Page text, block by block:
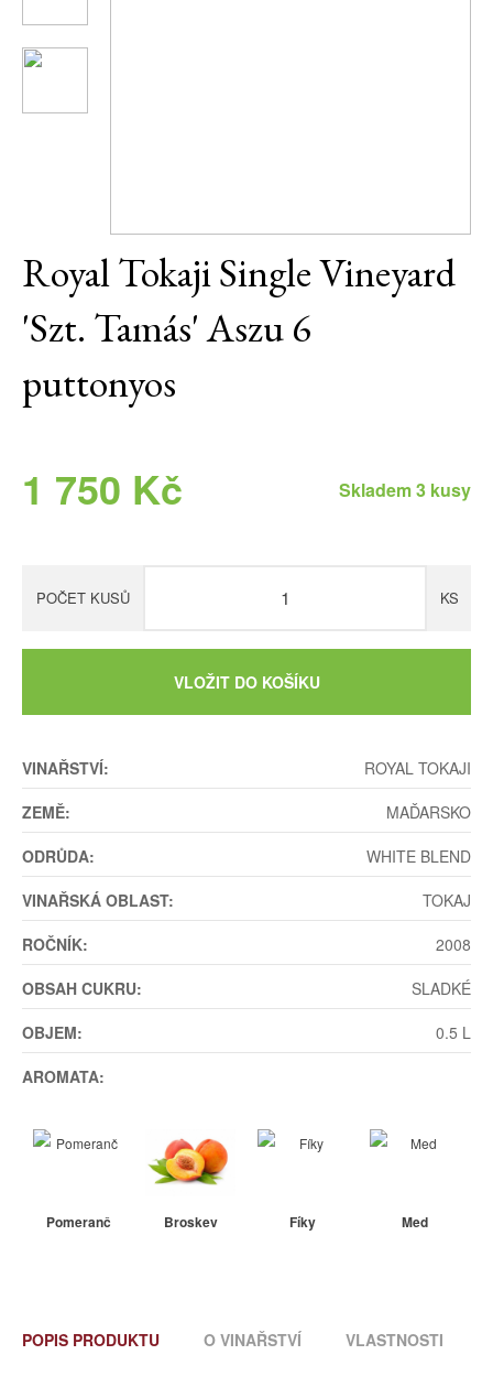
Royal Tokaji Single Vineyard
'Szt. Tamás' Aszu 6
puttonyos
1 750 Kč Skladem 3 kusy
POČET KUSŮ KS
VLOŽIT DO KOŠÍKU
VINAŘSTVÍ:
ROYAL TOKAJI
ZEMĚ:
MAĎARSKO
ODRŮDA:
WHITE BLEND
VINAŘSKÁ OBLAST:
TOKAJ
ROČNÍK:
2008
OBSAH CUKRU:
SLADKÉ
OBJEM:
0.5 L
AROMATA:
Pomeranč Broskev Fíky Med
POPIS PRODUKTU O VINAŘSTVÍ VLASTNOSTI